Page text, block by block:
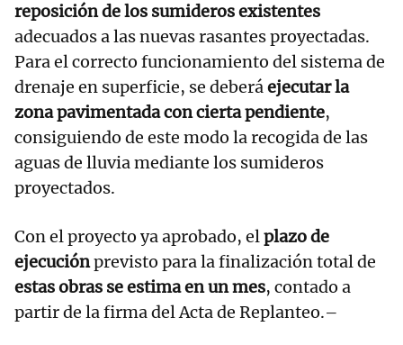
reposición de los sumideros existentes
adecuados a las nuevas rasantes proyectadas.
Para el correcto funcionamiento del sistema de
drenaje en superficie, se deberáejecutar la
zona pavimentada con cierta pendiente,
consiguiendo de este modo la recogida de las
aguas de lluvia mediante los sumideros
proyectados.
Con el proyecto ya aprobado, elplazo de
ejecuciónprevisto para la finalización total de
estas obras se estima en un mes, contado a
partir de la firma del Acta de Replanteo.–